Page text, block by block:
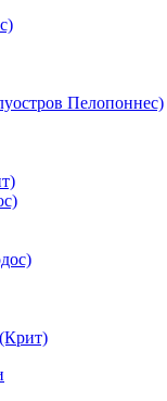
Пелопоннес)